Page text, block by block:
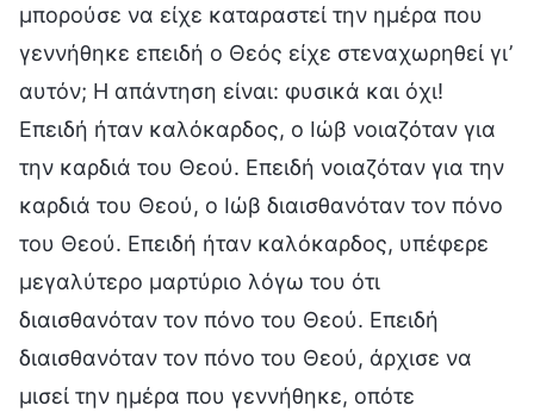
μπορούσε να είχε καταραστεί την ημέρα που
γεννήθηκε επειδή ο Θεός είχε στεναχωρηθεί γι’
αυτόν; Η απάντηση είναι: φυσικά και όχι!
Επειδή ήταν καλόκαρδος, ο Ιώβ νοιαζόταν για
την καρδιά του Θεού. Επειδή νοιαζόταν για την
καρδιά του Θεού, ο Ιώβ διαισθανόταν τον πόνο
του Θεού. Επειδή ήταν καλόκαρδος, υπέφερε
μεγαλύτερο μαρτύριο λόγω του ότι
διαισθανόταν τον πόνο του Θεού. Επειδή
διαισθανόταν τον πόνο του Θεού, άρχισε να
μισεί την ημέρα που γεννήθηκε, οπότε